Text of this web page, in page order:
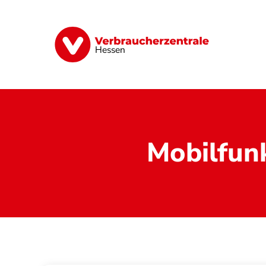
Hessen
Digitales Energie Finanzen